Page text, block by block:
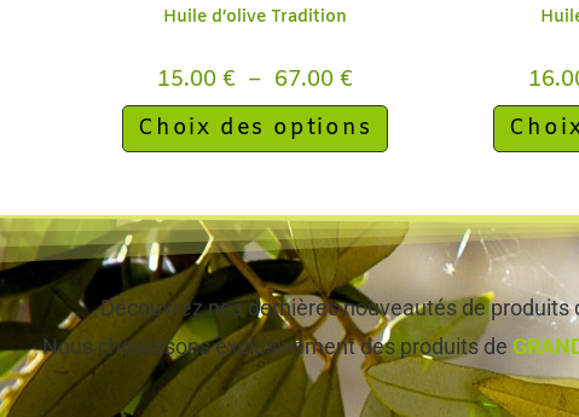
Huile d’olive Tradition
15.00 € – 67.00 €
Choix des options
Découvrez nos dernières nouveautés de produits
Nous choisissons exclusivement des produits de